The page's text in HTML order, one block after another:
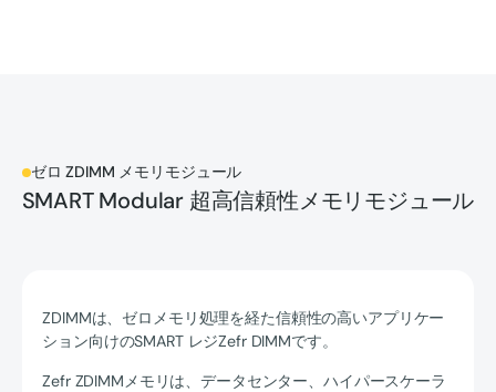
ゼロ ZDIMM メモリモジュール
SMART Modular 超高信頼性メモリモジュール
ZDIMMは、ゼロメモリ処理を経た信頼性の高いアプリケー
ション向けのSMART レジZefr DIMMです。
Zefr ZDIMMメモリは、データセンター、ハイパースケーラ